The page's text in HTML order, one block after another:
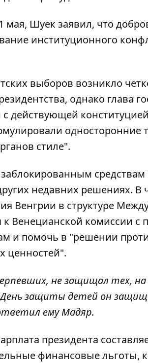
Шуек заявил, что
институционного
выборов возникло
однако глава
с действующей
односторонние
стиле".
средствам
недавних решениях. В
Венгрии в структуре
Венецианской комиссии с
и помочь в "решении
ценностей".
не защищал тех, на
защиты детей он
ему Мадяр.
президента
финансовые